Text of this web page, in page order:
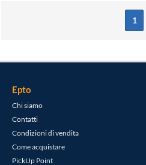
1
Epto
Chi siamo
Contatti
Condizioni di vendita
Come acquistare
PickUp Point